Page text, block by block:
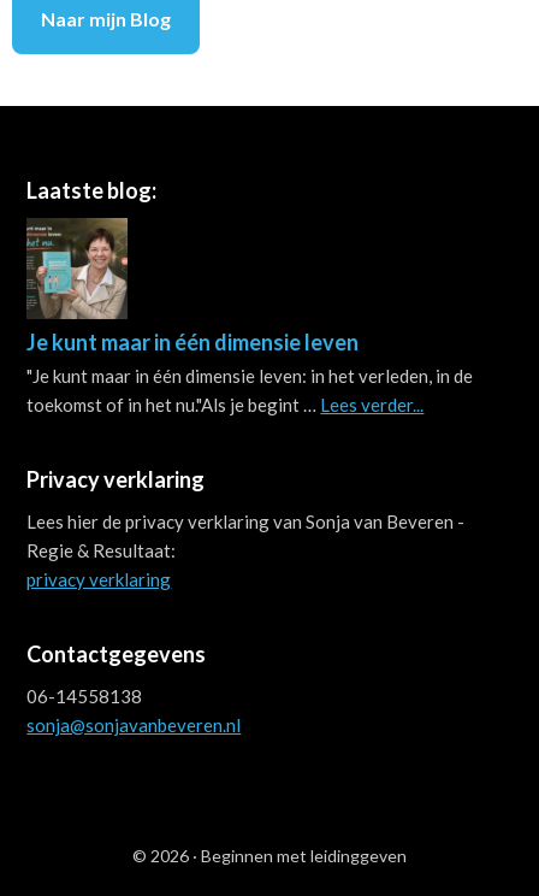
Naar mijn Blog
Footer
Laatste blog:
Je kunt maar in één dimensie leven
"Je kunt maar in één dimensie leven: in het verleden, in de
toekomst of in het nu."Als je begint … Lees verder...
in
Privacy verklaring
Lees hier de privacy verklaring van Sonja van Beveren -
Regie & Resultaat:
privacy verklaring
Contactgegevens
06-14558138
sonja@sonjavanbeveren.nl
© 2026 · Beginnen met leidinggeven